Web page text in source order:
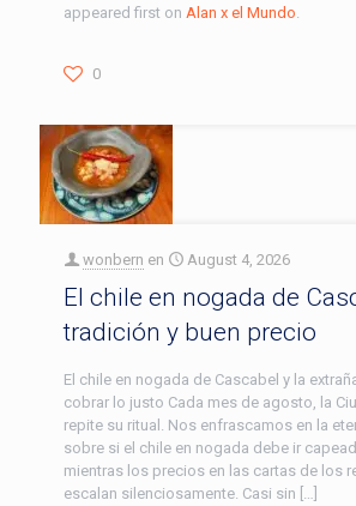
appeared first on Alan x el Mundo
0
wonbern en August 4, 2026
El chile en nogada de
tradición y buen precio
El chile en nogada de Cascabel y la
cobrar lo justo Cada mes de agosto, la
repite su ritual. Nos enfrascamos en la
sobre si el chile en nogada debe ir
mientras los precios en las cartas de los
escalan silenciosamente. Casi sin […]